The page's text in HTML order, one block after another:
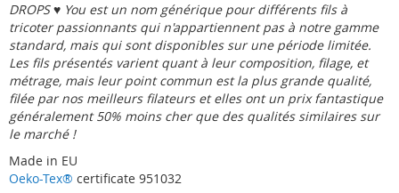
DROPS ♥ You est un nom générique pour différents fils à
tricoter passionnants qui n'appartiennent pas à notre gamme
standard, mais qui sont disponibles sur une période limitée.
Les fils présentés varient quant à leur composition, filage, et
métrage, mais leur point commun est la plus grande qualité,
filée par nos meilleurs filateurs et elles ont un prix fantastique 
généralement 50% moins cher que des qualités similaires sur
le marché !
Made in EU
Oeko-Tex® certificate 951032